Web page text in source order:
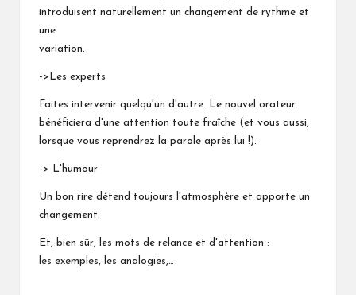
introduisent naturellement un changement de rythme et
une
variation.
->Les experts
Faites intervenir quelqu'un d'autre. Le nouvel orateur
bénéficiera d'une attention toute fraîche (et vous aussi,
lorsque vous reprendrez la parole après lui !).
-> L'humour
Un bon rire détend toujours l'atmosphère et apporte un
changement.
Et, bien sûr, les mots de relance et d'attention :
les exemples, les analogies,…